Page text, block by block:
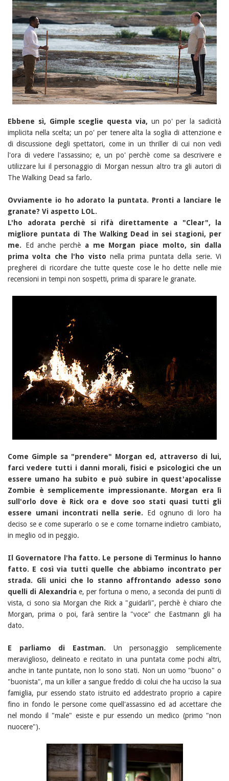
Ebbene sì, Gimple sceglie questa via, un po' per la sadicità
implicita nella scelta; un po' per tenere alta la soglia di attenzione e
di discussione degli spettatori, come in un thriller di cui non vedi
l'ora di vedere l'assassino; e, un po' perchè come sa descrivere e
utilizzare lui il personaggio di Morgan nessun altro tra gli autori di
The Walking Dead sa farlo.
Ovviamente io ho adorato la puntata. Pronti a lanciare le
granate? Vi aspetto LOL.
L'ho adorata perchè si rifà direttamente a "Clear", la
migliore puntata di The Walking Dead in sei stagioni, per
me. Ed anche perchè a me Morgan piace molto, sin dalla
prima volta che l'ho visto nella prima puntata della serie. Vi
pregherei di ricordare che tutte queste cose le ho dette nelle mie
recensioni in tempi non sospetti, prima di sparare le granate.
Come Gimple sa "prendere" Morgan ed, attraverso di lui,
farci vedere tutti i danni morali, fisici e psicologici che un
essere umano ha subito e può subire in quest'apocalisse
Zombie è semplicemente impressionante. Morgan era lì
sull'orlo dove è Rick ora e dove soo stati quasi tutti gli
essere umani incontrati nella serie. Ed ognuno di loro ha
deciso se e come superarlo o se e come tornarne indietro cambiato,
in meglio od in peggio.
Il Governatore l'ha fatto. Le persone di Terminus lo hanno
fatto. E così via tutti quelle che abbiamo incontrato per
strada. Gli unici che lo stanno affrontando adesso sono
quelli di Alexandria e, per fortuna o meno, a seconda dei punti di
vista, ci sono sia Morgan che Rick a "guidarli", perchè è chiaro che
Morgan, prima o poi, farà sentire la "voce" che Eastmann gli ha
dato.
E parliamo di Eastman. Un personaggio semplicemente
meraviglioso, delineato e recitato in una puntata come pochi altri,
anche in tante puntate, non lo sono stati. Non un uomo "buono" o
"buonista", ma un killer a sangue freddo di colui che ha ucciso la sua
famiglia, pur essendo stato istruito ed addestrato proprio a capire
fino in fondo le persone come quell'assassino ed ad accettare che
nel mondo il "male" esiste e pur essendo un medico (primo "non
nuocere").